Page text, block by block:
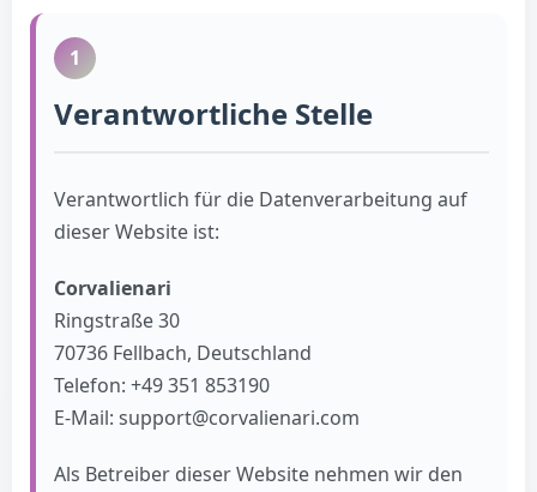
1
Verantwortliche Stelle
Verantwortlich für die Datenverarbeitung auf
dieser Website ist:
Corvalienari
Ringstraße 30
70736 Fellbach, Deutschland
Telefon: +49 351 853190
E-Mail: support@corvalienari.com
Als Betreiber dieser Website nehmen wir den